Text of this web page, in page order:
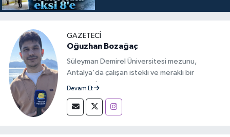
GAZETECİ
Oğuzhan Bozağaç
Süleyman Demirel Üniversitesi mezunu,
Antalya'da çalışan istekli ve meraklı bir
gazeteci.
Devam Et